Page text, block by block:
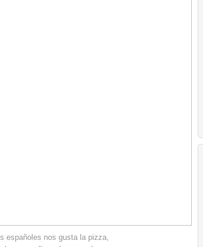
españoles nos gusta la pizza,